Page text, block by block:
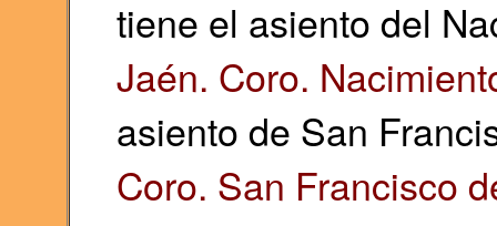
tiene el asiento del
Jaén. Coro.
asiento de San
Coro. San Francisco